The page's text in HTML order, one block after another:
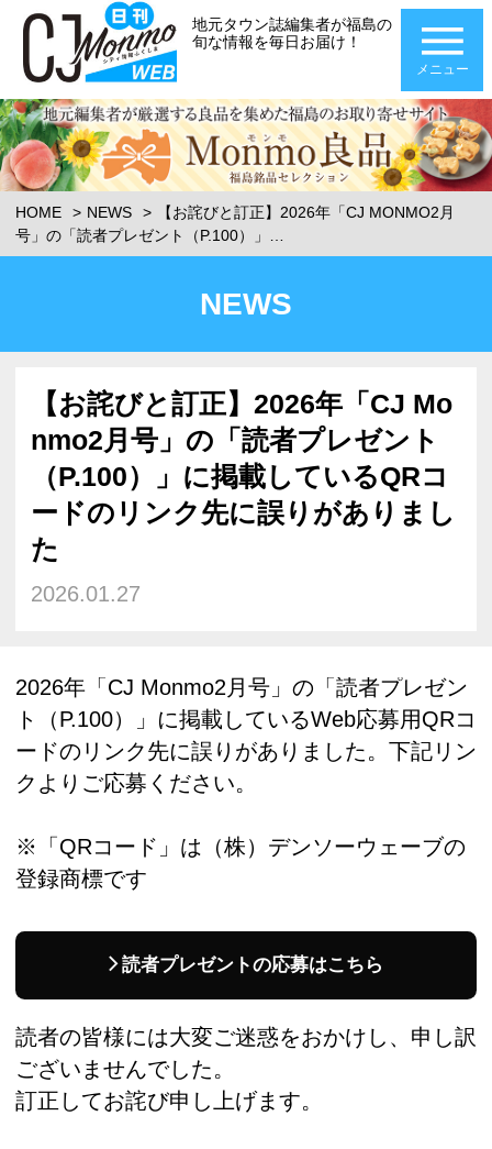
地元タウン誌編集者が福島の
旬な情報を毎日お届け！
メニュー
HOME NEWS
【お詫びと訂正】2026年「CJ MONMO2月
号」の「読者プレゼント（P.100）」…
NEWS
【お詫びと訂正】2026年「CJ Mo
nmo2月号」の「読者プレゼント
（P.100）」に掲載しているQRコ
ードのリンク先に誤りがありまし
た
2026.01.27
2026年「CJ Monmo2月号」の「読者プレゼン
ト（P.100）」に掲載しているWeb応募用QRコ
ードのリンク先に誤りがありました。下記リン
クよりご応募ください。
※「QRコード」は（株）デンソーウェーブの
登録商標です
読者プレゼントの応募はこちら
読者の皆様には大変ご迷惑をおかけし、申し訳
ございませんでした。
訂正してお詫び申し上げます。